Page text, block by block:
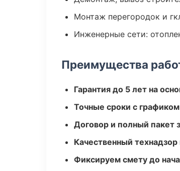
Монтаж перегородок и
Инженерные сети:
Преимущества
Гарантия до 5 лет на
Точные сроки с
Договор и полный пакет
Качественный
Фиксируем смету до